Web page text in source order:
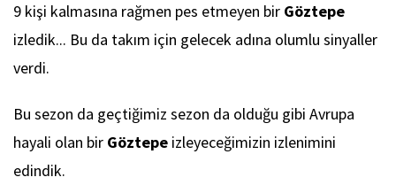
9 kişi kalmasına rağmen pes etmeyen bir Göztepe
izledik... Bu da takım için gelecek adına olumlu sinyaller
verdi.
Bu sezon da geçtiğimiz sezon da olduğu gibi Avrupa
hayali olan bir Göztepe izleyeceğimizin izlenimini
edindik.